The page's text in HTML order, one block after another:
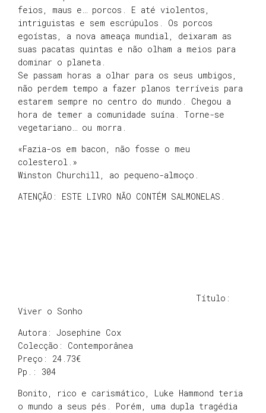
feios, maus e… porcos. E até violentos,
intriguistas e sem escrúpulos. Os porcos
egoístas, a nova ameaça mundial, deixaram as
suas pacatas quintas e não olham a meios para
dominar o planeta.
Se passam horas a olhar para os seus umbigos,
não perdem tempo a fazer planos terríveis para
estarem sempre no centro do mundo. Chegou a
hora de temer a comunidade suína. Torne-se
vegetariano… ou morra.
«Fazia-os em bacon, não fosse o meu
colesterol.»
Winston Churchill, ao pequeno-almoço.
ATENÇÃO: ESTE LIVRO NÃO CONTÉM SALMONELAS.
Título:
Viver o Sonho
Autora: Josephine Cox
Colecção: Contemporânea
Preço: 24.73€
Pp.: 304
Bonito, rico e carismático, Luke Hammond teria
o mundo a seus pés. Porém, uma dupla tragédia